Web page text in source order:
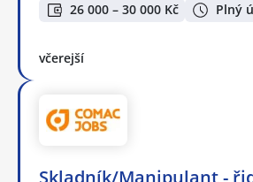
26 000 – 30 000 Kč Plný
včerejší